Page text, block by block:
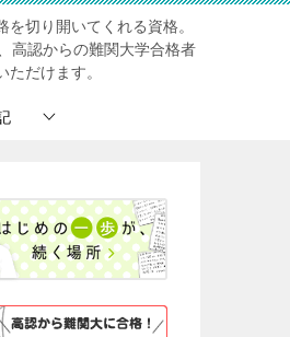
切り開いてくれる資格。
高認からの難関大学合格者
だけます。